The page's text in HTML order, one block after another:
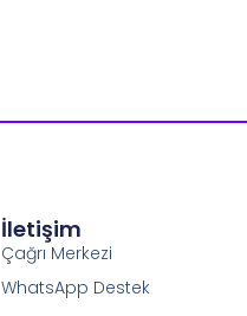
İletişim
Çağrı Merkezi
WhatsApp Destek